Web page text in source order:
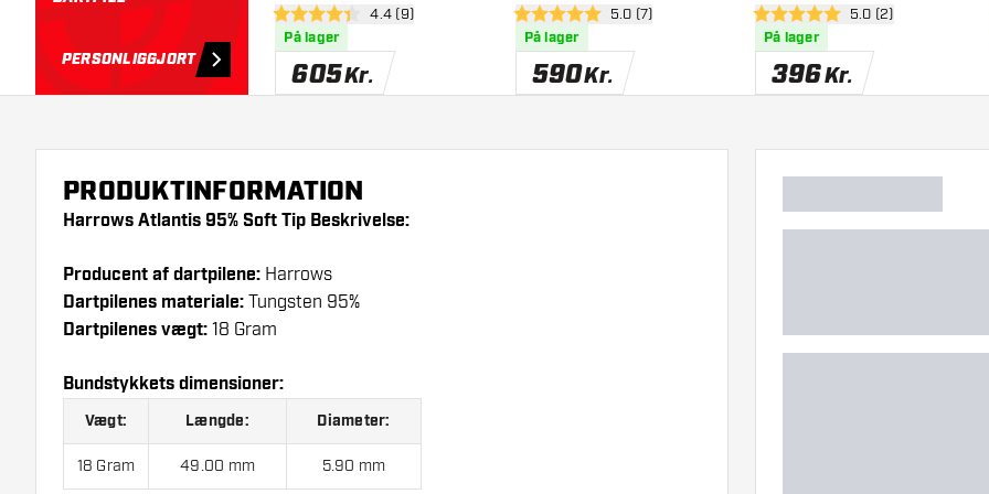
PERSONLIGGJORT
åbn anmeldelsespanel
4.4 bedømmelsesstjerner
4.4 (9)
På lager
605Kr.
åbn anmeldelsespanel
5 bedømmelsesstjerner
5.0 (7)
På lager
590Kr.
åbn
5 bedømmelsesstjerner
5.0 (2)
På lager
396Kr.
PRODUKTINFORMATION
Harrows Atlantis 95% Soft Tip Beskrivelse:
Producent af dartpilene: Harrows
Dartpilenes materiale: Tungsten 95%
Dartpilenes vægt: 18 Gram
Bundstykkets dimensioner:
Vægt: Længde: Diameter:
18 Gram 49.00 mm 5.90 mm